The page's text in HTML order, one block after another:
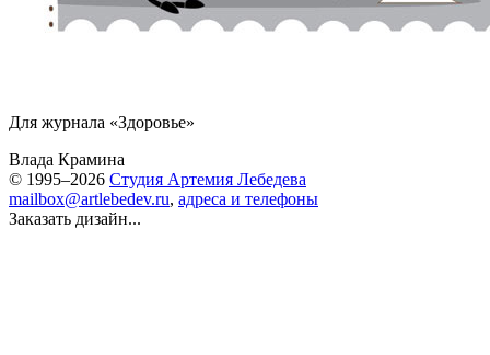
Для журнала «Здоровье»
Влада Крамина
© 1995–2026 Студия Артемия Лебедева
mailbox@artlebedev.ru, адреса и телефоны
Заказать дизайн...